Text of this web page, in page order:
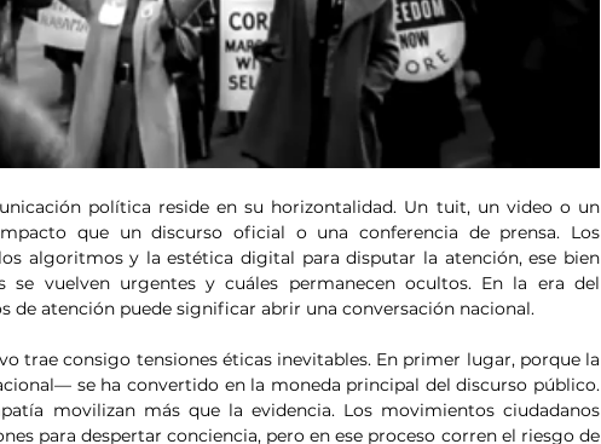
política reside en su horizontalidad. Un tuit, un video o un
que un discurso oficial o una conferencia de prensa. Los
algoritmos y la estética digital para disputar la atención, ese bien
de atención puede significar abrir una conversación nacional.
trae consigo tensiones éticas inevitables. En primer lugar, porque la
se ha convertido en la moneda principal del discurso público.
movilizan más que la evidencia. Los movimientos ciudadanos
para despertar conciencia, pero en ese proceso corren el riesgo de